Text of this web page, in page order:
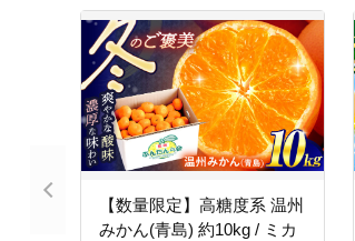
【数量限定】高糖度系 温州
みかん(青島) 約10kg / ミカ